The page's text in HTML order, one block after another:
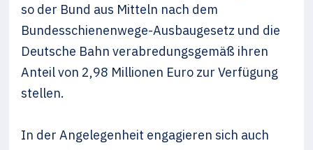
so der Bund aus Mitteln nach dem
Bundesschienenwege-Ausbaugesetz und die
Deutsche Bahn verabredungsgemäß ihren
Anteil von 2,98 Millionen Euro zur Verfügung
stellen.
In der Angelegenheit engagieren sich auch